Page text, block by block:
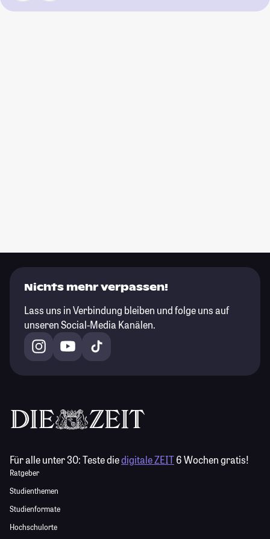
Nichts mehr verpassen!
Lass uns in Verbindung bleiben und folge uns auf
unseren Social-Media Kanälen.
Für alle unter 30:Teste diedigitale ZEIT6 Wochen gratis!
Ratgeber
Studienthemen
Studienformate
Hochschulorte